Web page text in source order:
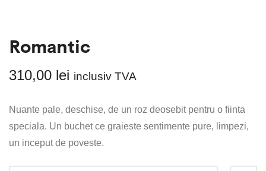
Romantic
310,00 lei inclusiv TVA
Nuante pale, deschise, de un roz deosebit pentru o fiinta
speciala. Un buchet ce graieste sentimente pure, limpezi,
un inceput de poveste.